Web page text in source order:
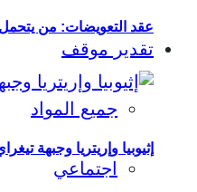
تقدير موقف
جميع المواد
اجتماعي
عقد التعويضات: من
إثيوبيا وإريتريا وجبهة